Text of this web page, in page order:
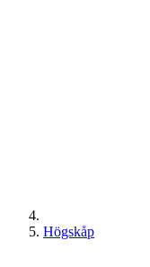
Högskåp